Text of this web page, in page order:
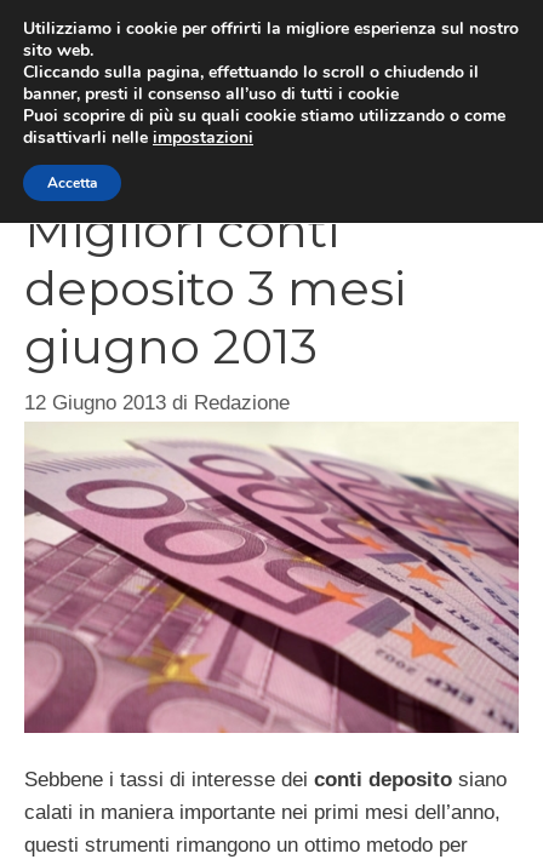
contenuto
Migliori conti
deposito 3 mesi
giugno 2013
12 Giugno 2013 di Redazione
Sebbene i tassi di interesse dei conti deposito siano
calati in maniera importante nei primi mesi dell’anno,
questi strumenti rimangono un ottimo metodo per
Utilizziamo i cookie per offrirti la migliore esperienza sul nostro
sito web.
Cliccando sulla pagina, effettuando lo scroll o chiudendo il
banner, presti il consenso all’uso di tutti i cookie
Puoi scoprire di più su quali cookie stiamo utilizzando o come
disattivarli nelle impostazioni
Accetta